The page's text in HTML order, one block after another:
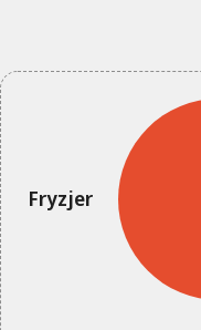
Fryzjer